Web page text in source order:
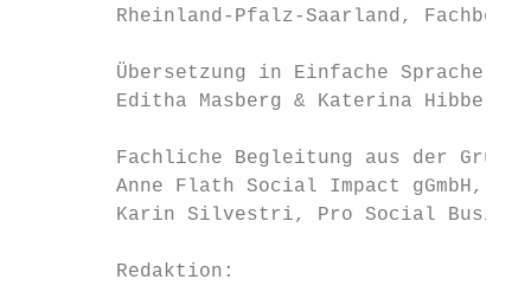
Rheinland-Pfalz-Saarland,
        Übersetzung in Einfache Sprache:
Editha Masberg & Katerina Hibbe,
Fachliche Begleitung aus der
Anne Flath Social Impact gGmbH,
Karin Silvestri, Pro Social
        Redaktion: